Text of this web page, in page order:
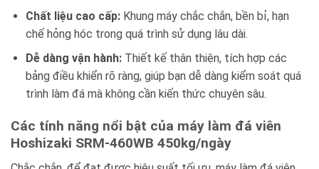
Chất liệu cao cấp:Khung máy chắc chắn, bền bỉ, hạn
chế hỏng hóc trong quá trình sử dụng lâu dài.
Dễ dàng vận hành:Thiết kế thân thiện, tích hợp các
bảng điều khiển rõ ràng, giúp bạn dễ dàng kiểm soát quá
trình làm đá mà không cần kiến thức chuyên sâu.
Các tính năng nổi bật của máy làm đá viên
Hoshizaki SRM-460WB 450kg/ngày